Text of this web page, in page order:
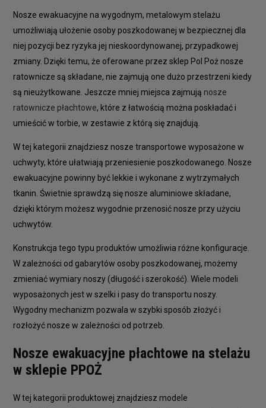
Nosze ewakuacyjne na wygodnym, metalowym stelażu
umożliwiają ułożenie osoby poszkodowanej w bezpiecznej dla
niej pozycji bez ryzyka jej nieskoordynowanej, przypadkowej
zmiany. Dzięki temu, że oferowane przez sklep Pol Poż nosze
ratownicze są składane, nie zajmują one dużo przestrzeni kiedy
są nieużytkowane. Jeszcze mniej miejsca zajmują nosze
ratownicze płachtowe, które z łatwością można poskładać i
umieścić w torbie, w zestawie z którą się znajdują.
W tej kategorii znajdziesz nosze transportowe wyposażone w
uchwyty, które ułatwiają przeniesienie poszkodowanego. Nosze
ewakuacyjne powinny być lekkie i wykonane z wytrzymałych
tkanin. Świetnie sprawdzą się nosze aluminiowe składane,
dzięki którym możesz wygodnie przenosić nosze przy użyciu
uchwytów.
Konstrukcja tego typu produktów umożliwia różne konfiguracje.
W zależności od gabarytów osoby poszkodowanej, możemy
zmieniać wymiary noszy (długość i szerokość). Wiele modeli
wyposażonych jest w szelki i pasy do transportu noszy.
Wygodny mechanizm pozwala w szybki sposób złożyć i
rozłożyć nosze w zależności od potrzeb.
Nosze ewakuacyjne płachtowe na stelażu
w sklepie PPOŻ
W tej kategorii produktowej znajdziesz modele